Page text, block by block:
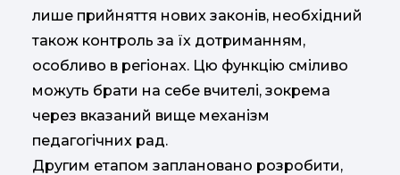
лише прийняття нових законів, необхідний
також контроль за їх дотриманням,
особливо в регіонах. Цю функцію сміливо
можуть брати на себе вчителі, зокрема
через вказаний вище механізм
педагогічних рад.
Другим етапом заплановано розробити,